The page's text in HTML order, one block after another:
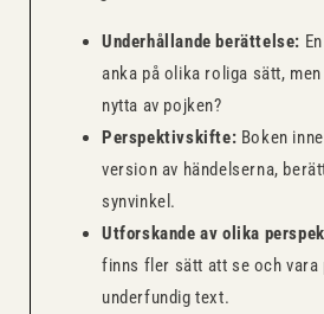
Underhållande berättelse:
anka på olika roliga sätt,
nytta av pojken?
Perspektivskifte: Boken
version av händelserna,
synvinkel.
Utforskande av olika
finns fler sätt att se och vara
underfundig text.